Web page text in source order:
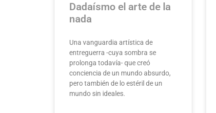
Dadaísmo el arte de la
nada
Una vanguardia artística de
entreguerra -cuya sombra se
prolonga todavía- que creó
conciencia de un mundo absurdo,
pero también de lo estéril de un
mundo sin ideales.